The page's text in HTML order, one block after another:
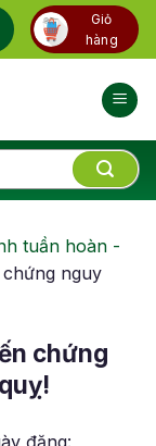
Giỏ
hàng
tuần hoàn -
nguy
chứng
đăng: